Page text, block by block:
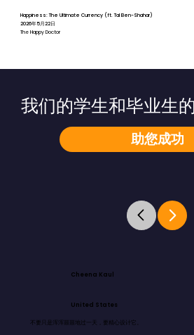
Happiness: The Ultimate Currency (ft. Tal Ben-Shahar)
2026年5月22日
The Happy Doctor
助您成功
我们的学生和毕业生
Cheena Kaul
United States
不要只是浑浑噩噩地过一天，要精心设计它。